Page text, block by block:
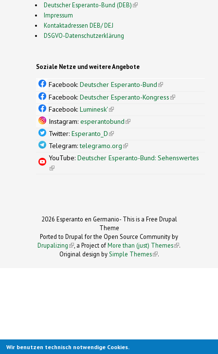
Deutscher Esperanto-Bund (DEB)(link is external)
Impressum
Kontaktadressen DEB/ DEJ
DSGVO-Datenschutzerklärung
Soziale Netze und weitere Angebote
Facebook: Deutscher Esperanto-Bund(link is
external)
Facebook: Deutscher Esperanto-Kongress(link is
Facebook: Luminesk'(link is external)
Instagram: esperantobund(link is external)
Twitter: Esperanto_D(link is external)
Telegram:telegramo.org(link is external)
YouTube: Deutscher Esperanto-Bund: Sehenswertes
(link is external)
2026 Esperanto en Germanio- This is a Free Drupal
Theme
Ported to Drupal for the Open Source Community by
Drupalizing(link is external)
, a Project ofMore than (just) Themes (link is
.
Original design by Simple Themes
(link is
.
Wir benutzen technisch notwendige Cookies.